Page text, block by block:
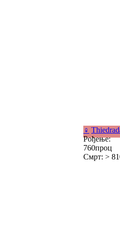
♀
Рођење:
760проц
Смрт: >